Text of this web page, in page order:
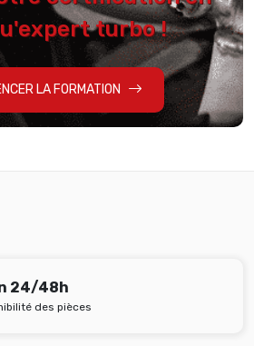
turbo !
LA FORMATION
24/48h
des pièces